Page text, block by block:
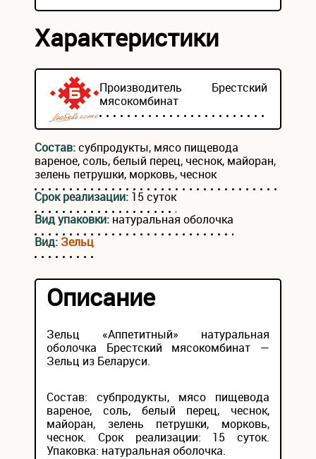
Характеристики
Производитель Брестский
мясокомбинат
Состав:субпродукты, мясо пищевода
вареное, соль, белый перец, чеснок, майоран,
зелень петрушки, морковь, чеснок
Срок реализации: 15 суток
Вид упаковки: натуральная оболочка
Вид: Зельц
Описание
Зельц «Аппетитный» натуральная
оболочка Брестский мясокомбинат —
Зельц из Беларуси.
Состав: субпродукты, мясо пищевода
вареное, соль, белый перец, чеснок,
майоран, зелень петрушки, морковь,
чеснок. Срок реализации: 15 суток.
Упаковка: натуральная оболочка.